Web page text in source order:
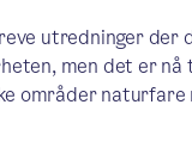
utredninger der
men det er nå
områder